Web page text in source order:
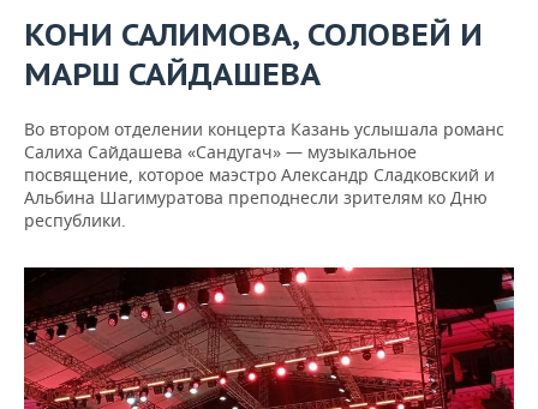
КОНИ САЛИМОВА, СОЛОВЕЙ И
МАРШ САЙДАШЕВА
Во втором отделении концерта Казань услышала романс
Салиха Сайдашева «Сандугач» — музыкальное
посвящение, которое маэстро Александр Сладковский и
Альбина Шагимуратова преподнесли зрителям ко Дню
республики.